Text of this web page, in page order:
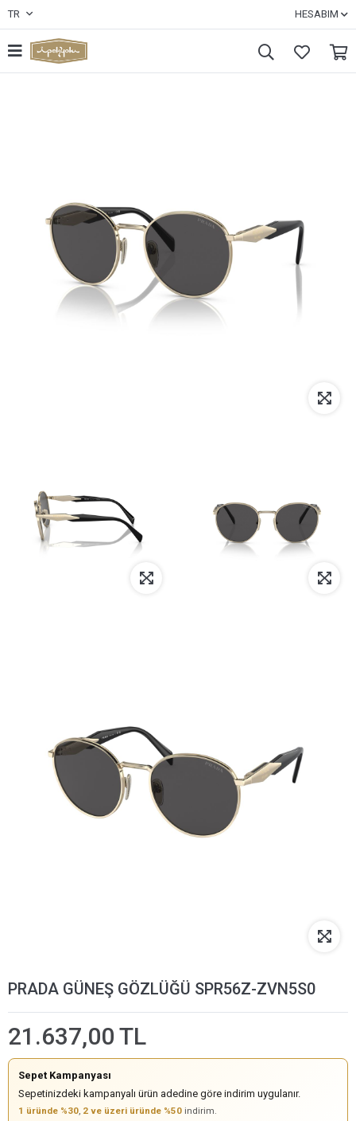
TR HESABIM
PRADA GÜNEŞ GÖZLÜĞÜ SPR56Z-ZVN5S0
21.637,00 TL
Sepet Kampanyası
Sepetinizdeki kampanyalı ürün adedine göre indirim uygulanır.
1 üründe %30, 2 ve üzeri üründe %50 indirim.